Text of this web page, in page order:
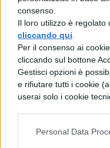
consenso.
Il loro utilizzo è regolato
cliccando qui
Per il consenso ai
cliccando sul bottone
Gestisci opzioni è
e rifiutare tutti i cookie
userai solo i cookie
Personal Data
patria da
Gravity
propone un
spazio, con
presta alla
della